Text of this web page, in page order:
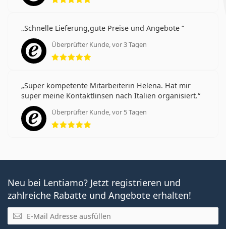
Schnelle Lieferung,gute Preise und Angebote
Überprüfter Kunde, vor 3 Tagen
Bewertung 5 aus 5
Super kompetente Mitarbeiterin Helena. Hat mir
super meine Kontaktlinsen nach Italien organisiert.
Überprüfter Kunde, vor 5 Tagen
Bewertung 5 aus 5
Neu bei Lentiamo? Jetzt registrieren und
zahlreiche Rabatte und Angebote erhalten!
E-Mail